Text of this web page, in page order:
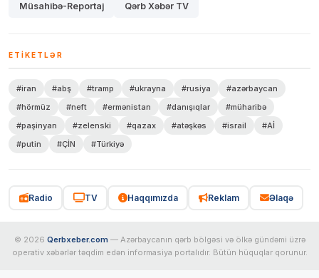
Müsahibə-Reportaj Qərb Xəbər TV
ETIKETLƏR
#iran #abş #tramp #ukrayna #rusiya
#azərbaycan
#hörmüz
#neft #ermənistan #danışıqlar
#müharibə
#paşinyan
#zelenski #qazax #atəşkəs #israil
#Aİ
#putin
#ÇİN #Türkiyə
Radio TV Haqqımızda Reklam Əlaqə
© 2026 Qerbxeber.com — Azərbaycanın qərb bölgəsi və ölkə gündəmi üzrə
operativ xəbərlər təqdim edən informasiya portalıdır. Bütün hüquqlar qorunur.